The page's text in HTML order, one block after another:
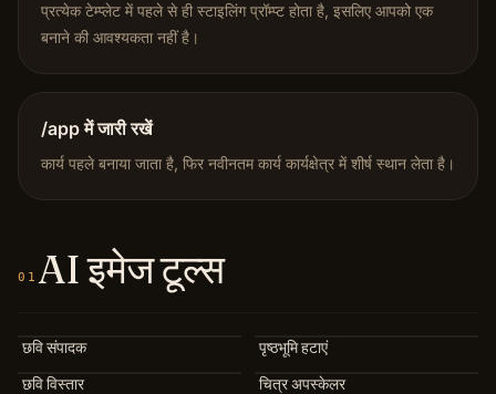
प्रत्येक टेम्प्लेट में पहले से ही स्टाइलिंग प्रॉम्प्ट होता है, इसलिए आपको एक
बनाने की आवश्यकता नहीं है।
/app में जारी रखें
कार्य पहले बनाया जाता है, फिर नवीनतम कार्य कार्यक्षेत्र में शीर्ष स्थान लेता है।
01 AI इमेज टूल्स
छवि संपादक
पृष्ठभूमि हटाएं
छवि विस्तार
चित्र अपस्केलर